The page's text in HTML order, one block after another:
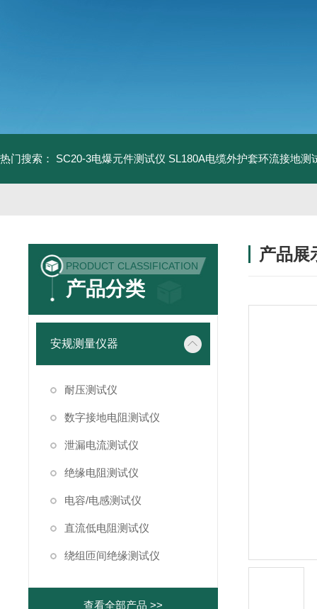
热门搜索： SC20-3电爆元件测试仪 SL180A电缆外护套环流接地测
PRODUCT CLASSIFICATION
产品分类
安规测量仪器
耐压测试仪
数字接地电阻测试仪
泄漏电流测试仪
绝缘电阻测试仪
电容/电感测试仪
直流低电阻测试仪
绕组匝间绝缘测试仪
查看全部产品 >>
产品展